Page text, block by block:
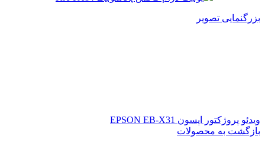
بزرگنمایی تصویر
ویدئو پروژکتور اپسون EPSON EB-X31
بازگشت به محصولات